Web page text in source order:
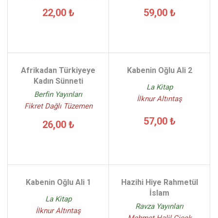
22,00 ₺ 59,00 ₺
Afrikadan Türkiyeye
Kadın Sünneti
Berfin Yayınları
Fikret Dağlı Tüzemen
26,00 ₺
Kabenin Oğlu Ali 2
La Kitap
İlknur Altıntaş
57,00 ₺
Kabenin Oğlu Ali 1
La Kitap
İlknur Altıntaş
Hazihi Hiye Rahmetül
İslam
Ravza Yayınları